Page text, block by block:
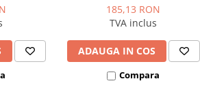
185,13 RON
TVA inclus
ADAUGA IN COS
Compara